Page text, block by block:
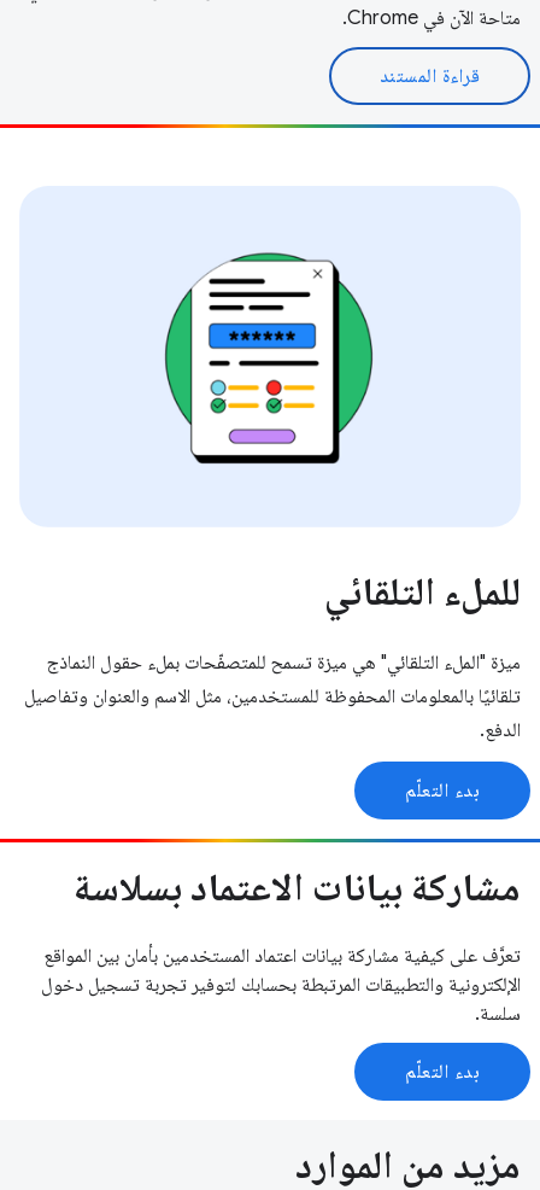
متاحة الآن في Chrome.
قراءة المستند
للملء التلقائي
ميزة "الملء التلقائي" هي ميزة تسمح للمتصفّحات بملء حقول النماذج
تلقائيًا بالمعلومات المحفوظة للمستخدمين، مثل الاسم والعنوان وتفاصيل
الدفع.
بدء التعلّم
مشاركة بيانات الاعتماد بسلاسة
تعرَّف على كيفية مشاركة بيانات اعتماد المستخدمين بأمان بين المواقع
الإلكترونية والتطبيقات المرتبطة بحسابك لتوفير تجربة تسجيل دخول
سلسة.
بدء التعلّم
مزيد من الموارد